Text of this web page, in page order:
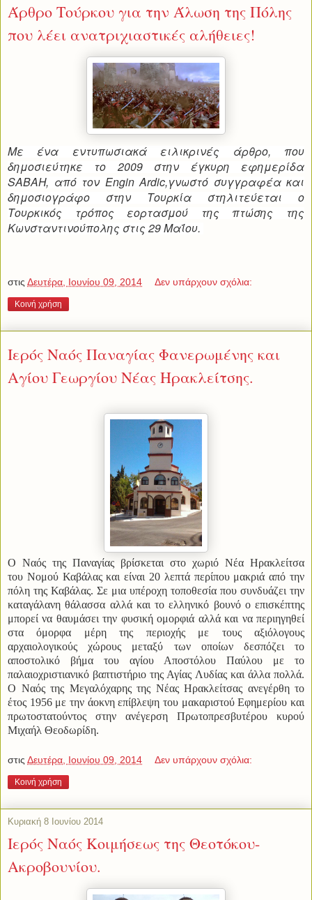
Άρθρο Τούρκου για την Άλωση της Πόλης
που λέει ανατριχιαστικές αλήθειες!
Με ένα εντυπωσιακά ειλικρινές άρθρο, που
δημοσιεύτηκε το 2009 στην έγκυρη εφημερίδα
SABAH, από τον Engin Ardic,γνωστό συγγραφέα και
δημοσιογράφο στην Τουρκία στηλιτεύεται ο
Τουρκικός τρόπος εορτασμού της πτώσης της
Κωνσταντινούπολης στις 29Μαΐου.
στις Δευτέρα, Ιουνίου 09, 2014 Δεν υπάρχουν σχόλια:
Κοινή χρήση
Ιερός Ναός Παναγίας Φανερωμένης και
Αγίου Γεωργίου Νέας Ηρακλείτσης.
Ο Ναός της Παναγίας βρίσκεται στο χωριό Νέα Hρακλείτσα
του ΝομούΚαβάλας και είναι 20 λεπτά περίπoυ μακριά από την
πόλη της Καβάλας. Σε μια υπέροχη τοποθεσία που συνδυάζει την
καταγάλανη θάλασσα αλλά και το ελληνικό βουνό ο επισκέπτης
μπορεί να θαυμάσει την φυσική ομορφιά αλλά και να περιηγηθεί
στα όμορφα μέρη της περιοχής με τους αξιόλογους
αρχαιολογικούς χώρους μεταξύ των οποίων δεσπόζει το
αποστολικό βήμα του αγίου Αποστόλου Παύλου με το
παλαιοχριστιανικό βαπτιστήριο της Αγίας Λυδίας και άλλα πολλά.
Ο Ναός της Μεγαλόχαρης της Νέας Ηρακλείτσας ανεγέρθη το
έτος 1956 με την άοκνη επίβλεψη του μακαριστού Εφημερίου και
πρωτοστατούντος στην ανέγερση Πρωτοπρεσβυτέρου κυρού
Μιχαήλ Θεοδωρίδη.
στις Δευτέρα, Ιουνίου 09, 2014 Δεν υπάρχουν σχόλια:
Κοινή χρήση
Κυριακή 8 Ιουνίου 2014
Ιερός Ναός Κοιμήσεως της Θεοτόκου-
Ακροβουνίου.